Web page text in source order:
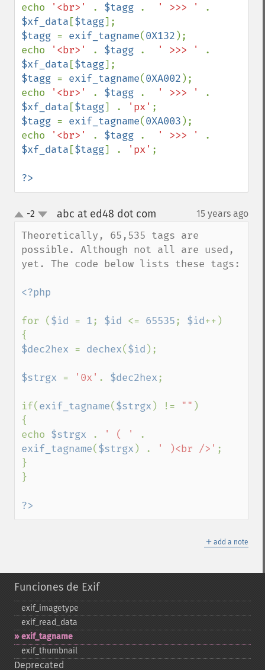
echo
'<br>' . $tagg . ' >>> '
$xf_data [$tagg
$tagg = exif_tagname(0X132 );
echo
'<br>' . $tagg . ' >>> '
$xf_data [$tagg
$tagg = exif_tagname(0XA002 );
echo
'<br>' . $tagg . ' >>> '
$xf_data [$tagg] . 'px'
$tagg = exif_tagname(0XA003 );
echo
'<br>' . $tagg . ' >>> '
$xf_data [$tagg] . 'px' ;
?>
up
down
-2 abc at ed48 dot com 15 years ago
Theoretically, 65,535 tags are
possible. Although not all are used,
yet. The code below lists these tags:
<?php
for ($id = 1; $id <= 65535; $id++)
$dec2hex = dechex($id );
$strgx = '0x' . $dec2hex;
if(exif_tagname($strgx ) != "" )
{
echo $strgx . ' ( '
exif_tagname($strgx ) . ' )<br />' ;
}
}
?>
＋ add a note
Funciones de Exif
exif_​imagetype
exif_​read_​data
exif_​tagname
exif_​thumbnail
Deprecated